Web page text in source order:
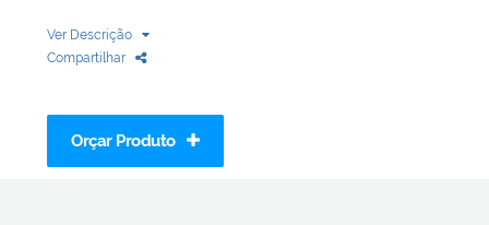
Ver Descrição
Compartilhar
Orçar Produto